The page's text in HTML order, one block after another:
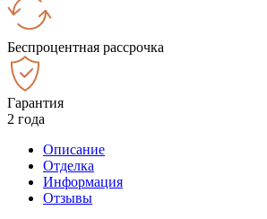
Беспроцентная рассрочка
Гарантия
2 года
Описание
Отделка
Информация
Отзывы